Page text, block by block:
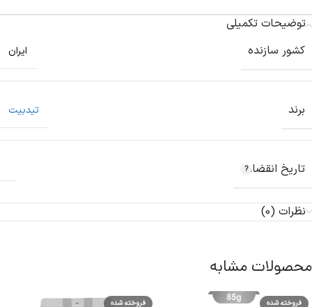
توضیحات تکمیلی
کشور سازنده
ایران
برند تیدبیت
تاریخ انقضاء
نظرات (0)
محصولات مشابه
فروخته شده فروخته شده